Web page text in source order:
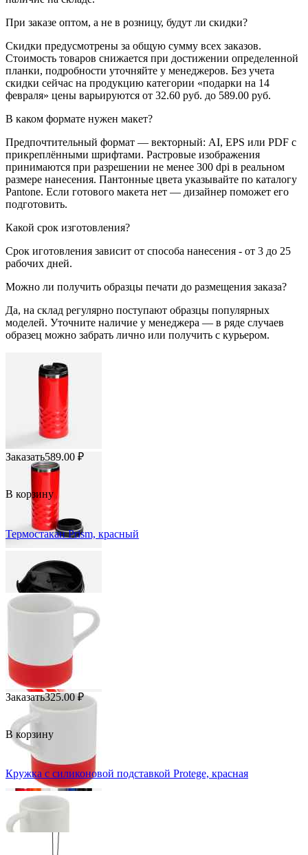
При заказе оптом, а не в розницу, будут ли скидки?
Скидки предусмотрены за общую сумму всех заказов.
Стоимость товаров снижается при достижении определенной
планки, подробности уточняйте у менеджеров. Без учета
скидки сейчас на продукцию категории «подарки на 14
февраля» цены варьируются от 32.60 руб. до 589.00 руб.
В каком формате нужен макет?
Предпочтительный формат — векторный: AI, EPS или PDF с
прикреплёнными шрифтами. Растровые изображения
принимаются при разрешении не менее 300 dpi в реальном
размере нанесения. Пантонные цвета указывайте по каталогу
Pantone. Если готового макета нет — дизайнер поможет его
подготовить.
Какой срок изготовления?
Срок иготовления зависит от способа нанесения - от 3 до 25
рабочих дней.
Можно ли получить образцы печати до размещения заказа?
Да, на склад регулярно поступают образцы популярных
моделей. Уточните наличие у менеджера — в ряде случаев
образец можно забрать лично или получить с курьером.
Заказать589.00 ₽
В корзину
Термостакан Prism, красный
Заказать325.00 ₽
В корзину
Кружка с силиконовой подставкой Protege, красная